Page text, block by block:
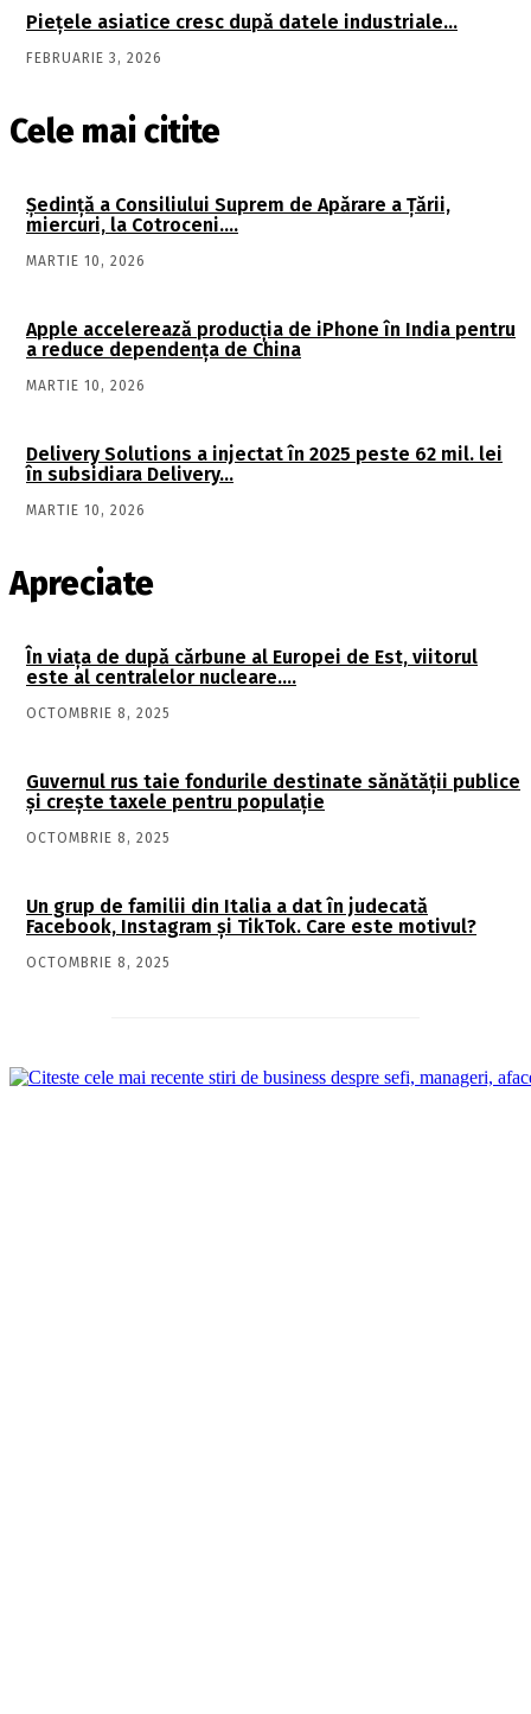
Pieţele asiatice cresc după datele industriale…
FEBRUARIE 3, 2026
Cele mai citite
Şedinţă a Consiliului Suprem de Apărare a Ţării,
miercuri, la Cotroceni….
MARTIE 10, 2026
Apple accelerează producția de iPhone în India pentru
a reduce dependența de China
MARTIE 10, 2026
Delivery Solutions a injectat în 2025 peste 62 mil. lei
în subsidiara Delivery…
MARTIE 10, 2026
Apreciate
În viaţa de după cărbune al Europei de Est, viitorul
este al centralelor nucleare….
OCTOMBRIE 8, 2025
Guvernul rus taie fondurile destinate sănătății publice
și crește taxele pentru populație
OCTOMBRIE 8, 2025
Un grup de familii din Italia a dat în judecată
Facebook, Instagram și TikTok. Care este motivul?
OCTOMBRIE 8, 2025